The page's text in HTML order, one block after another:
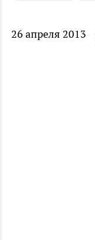
26 апреля 2013